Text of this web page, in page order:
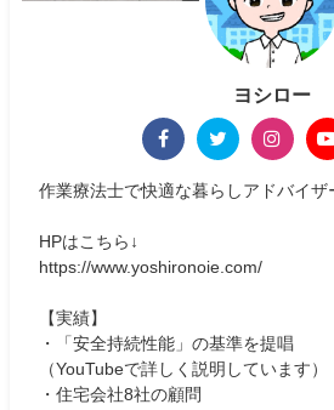
ヨシロー
作業療法士で快適な暮らしアドバイザ
HPはこちら↓
https://www.yoshironoie.com/
【実績】
・「安全持続性能」の基準を提唱
（YouTubeで詳しく説明しています）
・住宅会社8社の顧問